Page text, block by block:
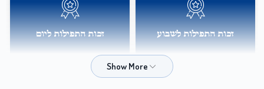
זכות התפילות לשבוע זכות התפילות ליום